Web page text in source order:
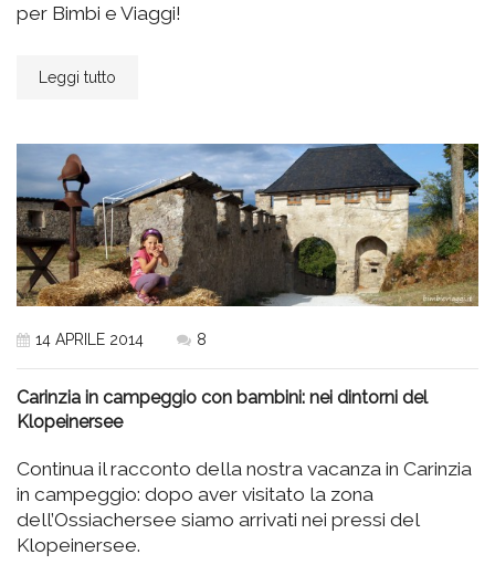
per Bimbi e Viaggi!
Leggi tutto
14 APRILE 2014 8
Carinzia in campeggio con bambini: nei dintorni del
Klopeinersee
Continua il racconto della nostra vacanza in Carinzia
in campeggio: dopo aver visitato la zona
dell’Ossiachersee siamo arrivati nei pressi del
Klopeinersee.